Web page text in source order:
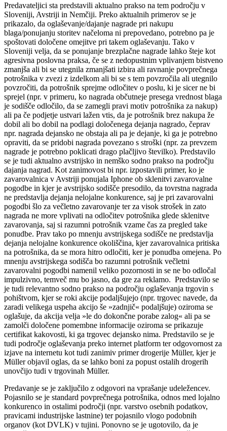
Predavateljici sta predstavili aktualno prakso na tem področju v
Sloveniji, Avstriji in Nemčiji. Preko aktualnih primerov se je
prikazalo, da oglaševanje/dajanje nagrade pri nakupu
blaga/ponujanju storitev načeloma ni prepovedano, potrebno pa je
spoštovati določene omejitve pri takem oglaševanju. Tako v
Sloveniji velja, da se ponujanje brezplačne nagrade lahko šteje kot
agresivna poslovna praksa, če se z nedopustnim vplivanjem bistveno
zmanjša ali bi se utegnila zmanjšati izbira ali ravnanje povprečnega
potrošnika v zvezi z izdelkom ali bi se s tem povzročila ali utegnilo
povzročiti, da potrošnik sprejme odločitev o poslu, ki je sicer ne bi
sprejel (npr. v primeru, ko nagrada občutneje presega vrednost blaga
je sodišče odločilo, da se zamegli pravi motiv potrošnika za nakup)
ali pa če podjetje ustvari lažen vtis, da je potrošnik brez nakupa že
dobil ali bo dobil na podlagi določenega dejanja nagrado, čeprav
npr. nagrada dejansko ne obstaja ali pa je dejanje, ki ga je potrebno
opraviti, da se pridobi nagrada povezano s stroški (npr. za prevzem
nagrade je potrebno poklicati drago plačljivo številko). Predstavilo
se je tudi aktualno avstrijsko in nemško sodno prakso na področju
dajanja nagrad. Kot zanimovost bi npr. izpostavili primer, ko je
zavarovalnica v Avstriji ponujala Iphone ob sklenitvi zavarovalne
pogodbe in kjer je avstrijsko sodišče presodilo, da tovrstna nagrada
ne predstavlja dejanja nelojalne konkurence, saj je pri zavarovalni
pogodbi šlo za večletno zavarovanje ter za visok strošek in zato
nagrada ne more vplivati na odločitev potrošnika glede sklenitve
zavarovanja, saj si razumni potrošnik vzame čas za pregled take
ponudbe. Prav tako po mnenju avstrijskega sodišče ne predstavlja
dejanja nelojalne konkurence okoliščina, kjer zavarovalnica pritiska
na potrošnika, da se mora hitro odločiti, ker je ponudba omejena. Po
mnenju avstrijskega sodišča bo razumni potrošnik večletni
zavarovalni pogodbi namenil veliko pozornosti in se ne bo odločal
impulzivno, temveč mu bo jasno, da gre za reklamo. Predstavilo se
je tudi relevantno sodno prakso na področju oglaševanja trgovin s
pohištvom, kjer se roki akcije podaljšujejo (npr. trgovec navede, da
zaradi velikega uspeha akcijo še »zadnjič« podaljšuje) oziroma se
oglašuje, da akcija velja »le do dokončne porabe zalog« ali pa se
zamolči določene pomembne informacije oziroma se prikazuje
certifikat kakovosti, ki ga trgovec dejansko nima. Predstavilo se je
tudi področje oglaševanja preko internet platform ter odgovornost za
izjave na internetu kot tudi zanimiv primer drogerije Müller, kjer je
Müller objavil oglas, da se lahko boni za popust ostalih drogerih
unovčijo tudi v trgovinah Müller.
Predavanje se je zaključilo z odgovori na vprašanje udeležencev.
Pojasnilo se je standard povprečnega potrošnika, odnos med lojalno
konkurenco in ostalimi področji (npr. varstvo osebnih podatkov,
pravicami industrijske lastnine) ter pojasnilo vlogo podobnih
organov (kot DVLK) v tujini. Ponovno se je ugotovilo, da je